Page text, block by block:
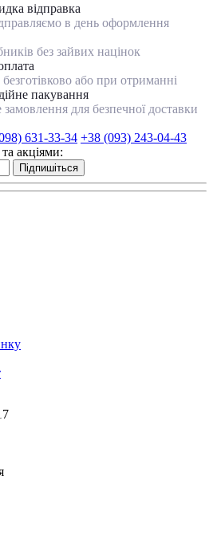
відправка
в день оформлення
без зайвих націнок
або при отриманні
пакування
для безпечної доставки
631-33-34 +38 (093) 243-04-43
акціями:
Підпишіться